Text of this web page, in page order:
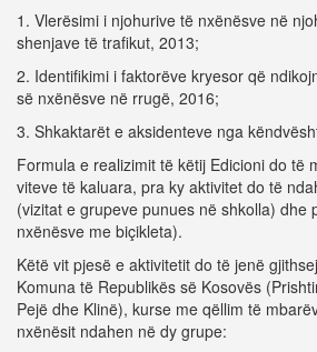
1. Vlerësimi i njohurive të nxënësve në
shenjave të trafikut, 2013;
2. Identifikimi i faktorëve kryesor që
së nxënësve në rrugë, 2016;
3. Shkaktarët e aksidenteve nga
Formula e realizimit të këtij Edicioni do të
viteve të kaluara, pra ky aktivitet do të
(vizitat e grupeve punues në shkolla) dhe
nxënësve me biçikleta).
Këtë vit pjesë e aktivitetit do të jenë
Komuna të Republikës së Kosovës
Pejë dhe Klinë), kurse me qëllim të
nxënësit ndahen në dy grupe: